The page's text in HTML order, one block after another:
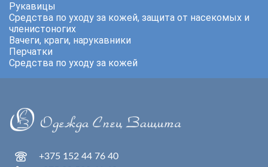
Рукавицы
Средства по уходу за кожей, защита от насекомых и
членистоногих
Вачеги, краги, нарукавники
Перчатки
Средства по уходу за кожей
+375 152 44 76 40